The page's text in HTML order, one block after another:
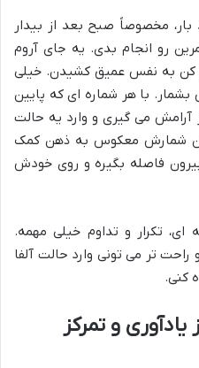
مخصوصاً صبح بعد از بیدار
رو انجام بدی. یه جای آروم
کن به نفس عمیق کشیدن. خیلی
معکوس بشمار. با هر شماره ای که پایین
می گیری و وارد یه حالت
شمارش معکوس به ذهن کمک
فاصله بگیره و روی خودش
تکرار و تداوم خیلی مهمه.
تر می تونی وارد حالت آلفا
کنی.
و تمرکز